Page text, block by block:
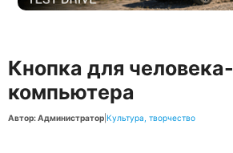
Кнопка для человека-
компьютера
Автор: Администратор Культура, творчество